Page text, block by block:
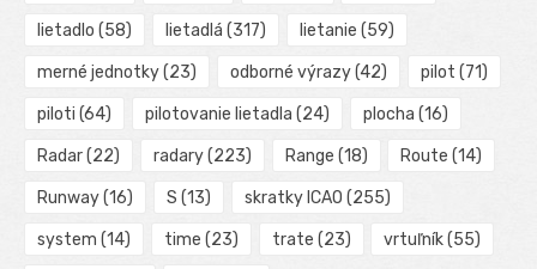
lietadlo (58) lietadlá (317) lietanie (59)
merné jednotky(23) odborné výrazy(42) pilot (71)
piloti (64) pilotovanie lietadla (24) plocha (16)
Radar(22) radary(223) Range (18) Route (14)
Runway(16) S (13) skratky ICAO (255)
system (14) time (23) trate (23) vrtuľník(55)